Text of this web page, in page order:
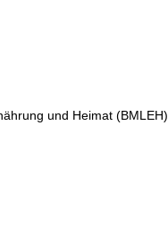
und Heimat (BMLEH)